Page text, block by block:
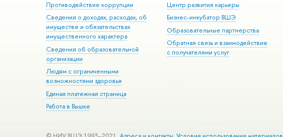
Противодействие коррупции
Сведения о доходах, расходах, об
имуществе и обязательствах
имущественного характера
Сведения об образовательной
организации
Людям с ограниченными
возможностями здоровья
Единая платежная страница
Работа в Вышке
Центр развития карьеры
Бизнес-инкубатор ВШЭ
Образовательные партнерства
Обратная связь и взаимодействие
с получателями услуг